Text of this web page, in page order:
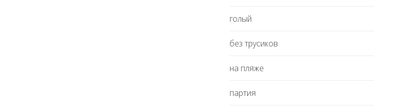
голый
без трусиков
на пляже
партия